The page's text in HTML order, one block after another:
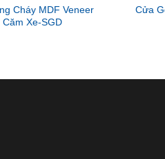
Cháy MDF Veneer
Căm Xe-SGD
Cửa